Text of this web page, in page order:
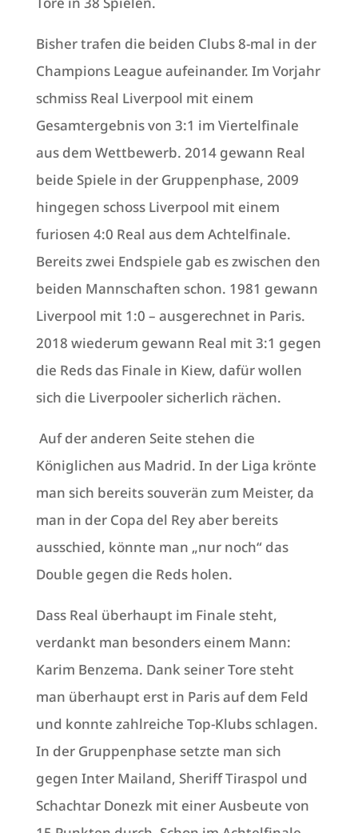
Bisher trafen die beiden Clubs 8-mal in der
Champions League aufeinander. Im Vorjahr
schmiss Real Liverpool mit einem
Gesamtergebnis von 3:1 im Viertelfinale
aus dem Wettbewerb. 2014 gewann Real
beide Spiele in der Gruppenphase, 2009
hingegen schoss Liverpool mit einem
furiosen 4:0 Real aus dem Achtelfinale.
Bereits zwei Endspiele gab es zwischen den
beiden Mannschaften schon. 1981 gewann
Liverpool mit 1:0 – ausgerechnet in Paris.
2018 wiederum gewann Real mit 3:1 gegen
die Reds das Finale in Kiew, dafür wollen
sich die Liverpooler sicherlich rächen.
Auf der anderen Seite stehen die
Königlichen aus Madrid. In der Liga krönte
man sich bereits souverän zum Meister, da
man in der Copa del Rey aber bereits
ausschied, könnte man „nur noch“ das
Double gegen die Reds holen.
Dass Real überhaupt im Finale steht,
verdankt man besonders einem Mann:
Karim Benzema. Dank seiner Tore steht
man überhaupt erst in Paris auf dem Feld
und konnte zahlreiche Top-Klubs schlagen.
In der Gruppenphase setzte man sich
gegen Inter Mailand, Sheriff Tiraspol und
Schachtar Donezk mit einer Ausbeute von